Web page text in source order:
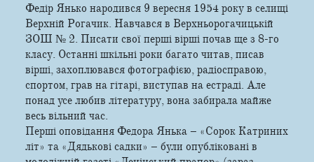
Федір Янько народився 9 вересня 1954 року в селищі
Верхній Рогачик. Навчався в Верхньорогачицькій
ЗОШ № 2. Писати свої перші вірші почав ще з 8-го
класу. Останні шкільні роки багато читав, писав
вірші, захоплювався фотографією, радіосправою,
спортом, грав на гітарі, виступав на естраді. Але
понад усе любив літературу, вона забирала майже
весь вільний час.
Перші оповідання Федора Янька – «Сорок Катриних
літ» та «Дядькові садки» – були опубліковані в